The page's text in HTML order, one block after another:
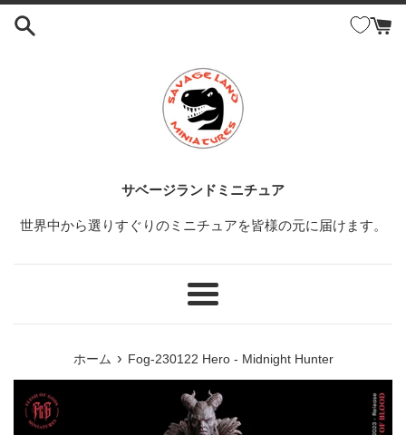
コ
サベージランドミニチュア
世界中から選りすぐりのミニチュアを皆様の元に届けます。
メ
ホーム › Fog-230122 Hero - Midnight Hunter